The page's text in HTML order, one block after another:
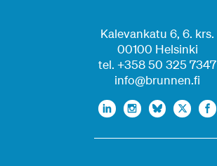
Kalevankatu 6, 6. krs.
00100 Helsinki
tel. +358 50 325 7347
info@brunnen.fi